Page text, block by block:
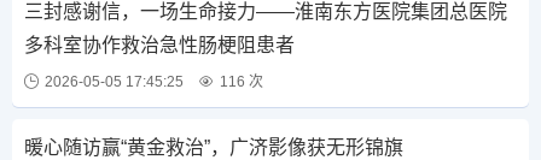
三封感谢信，一场生命接力——淮南东方医院集团总医院
多科室协作救治急性肠梗阻患者
2026-05-05 17:45:25 116 次
暖心随访赢“黄金救治”，广济影像获无形锦旗